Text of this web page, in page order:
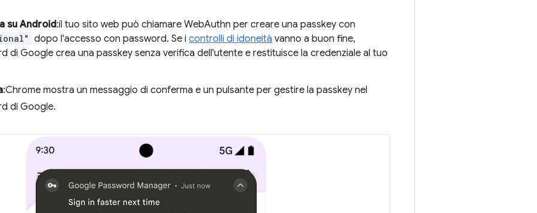
su Android:il tuo sito web può chiamare WebAuthn per creare una passkey con
dopo l'accesso con password. Se i controlli di idoneità vanno a buon fine,
di Google crea una passkey senza verifica dell'utente e restituisce la credenziale al tuo
:Chrome mostra un messaggio di conferma e un pulsante per gestire la passkey nel
di Google.